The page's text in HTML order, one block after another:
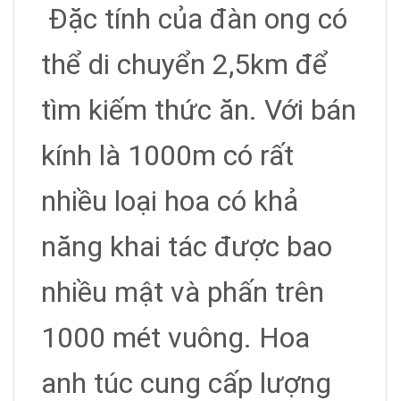
Đặc tính của đàn ong có
thể di chuyển 2,5km để
tìm kiếm thức ăn. Với bán
kính là 1000m có rất
nhiều loại hoa có khả
năng khai tác được bao
nhiều mật và phấn trên
1000 mét vuông. Hoa
anh túc cung cấp lượng